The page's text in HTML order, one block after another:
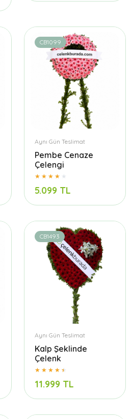
CB1099
Aynı Gün Teslimat
Pembe Cenaze
Çelengi
5.099 TL
CB1493
Aynı Gün Teslimat
Kalp Şeklinde
Çelenk
11.999 TL